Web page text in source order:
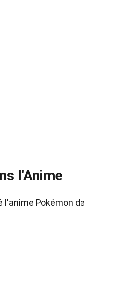
l'Anime
l'anime Pokémon de